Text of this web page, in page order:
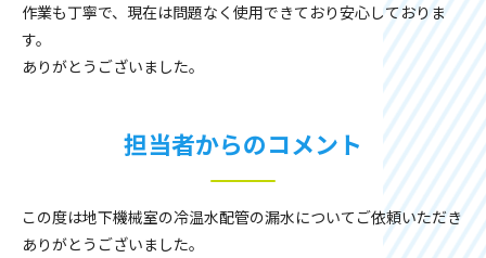
作業も丁寧で、現在は問題なく使用できており安心しておりま
す。
ありがとうございました。
担当者からのコメント
この度は地下機械室の冷温水配管の漏水についてご依頼いただき
ありがとうございました。